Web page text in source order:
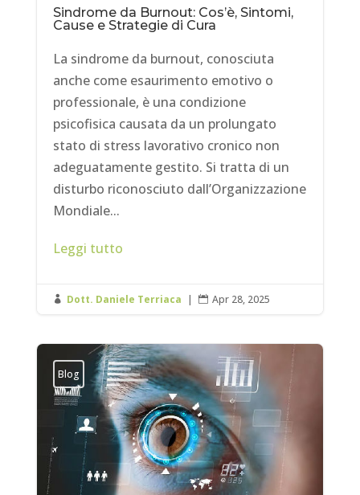
Sindrome da Burnout: Cos’è, Sintomi,
Cause e Strategie di Cura
La sindrome da burnout, conosciuta
anche come esaurimento emotivo o
professionale, è una condizione
psicofisica causata da un prolungato
stato di stress lavorativo cronico non
adeguatamente gestito. Si tratta di un
disturbo riconosciuto dall’Organizzazione
Mondiale...
Leggi tutto
 Dott. Daniele Terriaca |  Apr 28, 2025
Blog